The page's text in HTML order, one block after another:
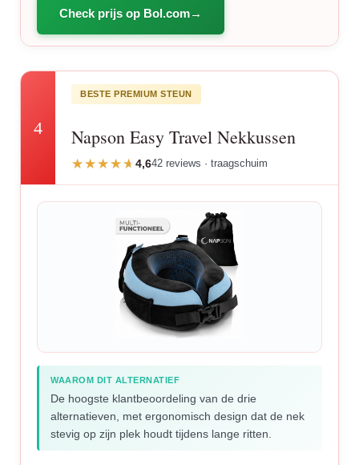
Check prijs op Bol.com
4
BESTE PREMIUM STEUN
Napson Easy Travel Nekkussen
4,642 reviews · traagschuim
WAAROM DIT ALTERNATIEF
De hoogste klantbeoordeling van de drie
alternatieven, met ergonomisch design dat de nek
stevig op zijn plek houdt tijdens lange ritten.